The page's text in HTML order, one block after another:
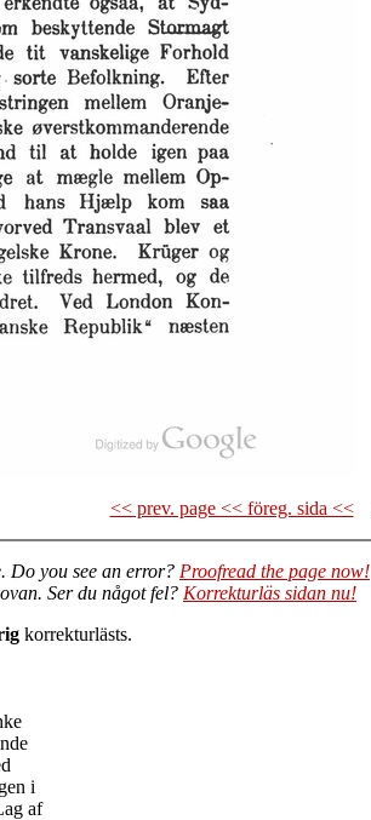
<< prev. page << föreg. sida <<
Do you see an error? Proofread the page now!
Ser du något fel? Korrekturläs sidan nu!
korrekturlästs.
i
af